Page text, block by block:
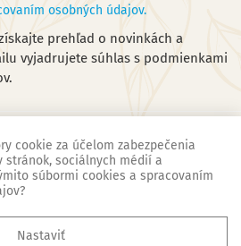
osobných údajov.
prehľad o novinkách a
vyjadrujete súhlas s podmienkami

cookie za účelom zabezpečenia
sociálnych médií a
súbormi cookies a spracovaním
Nastaviť